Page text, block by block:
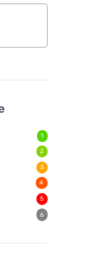
1
2
3
4
5
6